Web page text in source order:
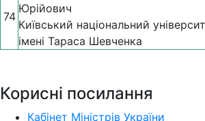
74
Юрійович
Київський національний
імені Тараса Шевченка
Корисні посилання
Кабінет Міністрів України